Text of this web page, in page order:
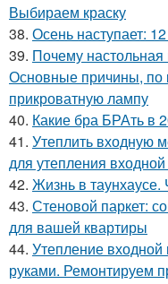
Выбираем краску
38. Осень наступает:
39. Почему
Основные причины, по
прикроватную лампу
40. Какие бра БРАть в
41. Утеплить входную
для утепления
42. Жизнь в таунхаусе.
43. Стеновой паркет:
для вашей квартиры
44. Утепление
руками. Ремонтируем